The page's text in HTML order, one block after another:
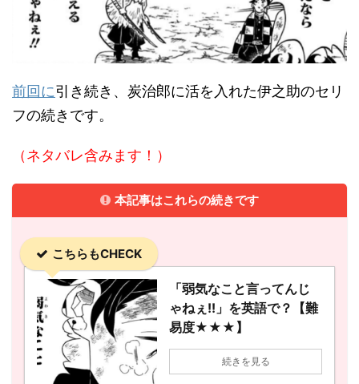
前回に引き続き、炭治郎に活を入れた伊之助のセリ
フの続きです。
（ネタバレ含みます！）
本記事はこれらの続きです
こちらもCHECK
「弱気なこと言ってんじ
ゃねぇ!!」を英語で？【難
易度★★★】
続きを見る